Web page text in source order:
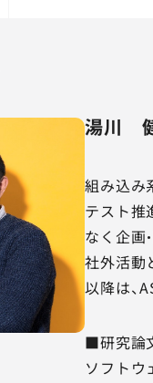
湯川
組み込み
テスト推
なく企画
社外活動
以降は、
■研究論
ソフト